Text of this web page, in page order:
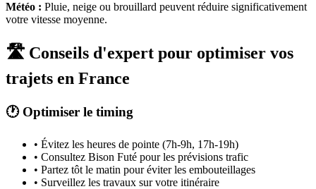
Météo : Pluie, neige ou brouillard peuvent réduire significativement
votre vitesse moyenne.
🛣️ Conseils d'expert pour optimiser vos
trajets en France
🕐 Optimiser le timing
• Évitez les heures de pointe (7h-9h, 17h-19h)
• Consultez Bison Futé pour les prévisions trafic
• Partez tôt le matin pour éviter les embouteillages
• Surveillez les travaux sur votre itinéraire